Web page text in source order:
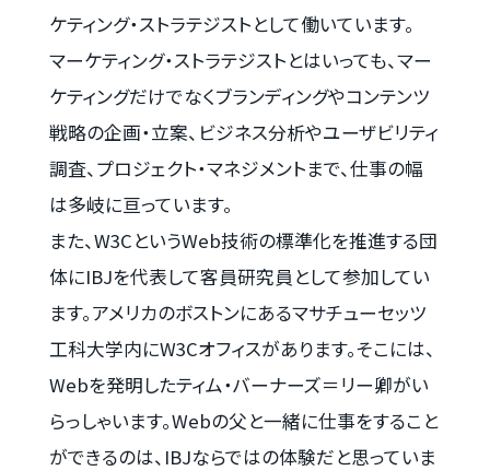
ケティング・ストラテジストとして働いています。
マーケティング・ストラテジストとはいっても、マー
ケティングだけでなくブランディングやコンテンツ
戦略の企画・立案、ビジネス分析やユーザビリティ
調査、プロジェクト・マネジメントまで、仕事の幅
は多岐に亘っています。
また、W3CというWeb技術の標準化を推進する団
体にIBJを代表して客員研究員として参加してい
ます。アメリカのボストンにあるマサチューセッツ
工科大学内にW3Cオフィスがあります。そこには、
Webを発明したティム・バーナーズ＝リー卿がい
らっしゃいます。Webの父と一緒に仕事をすること
ができるのは、IBJならではの体験だと思っていま